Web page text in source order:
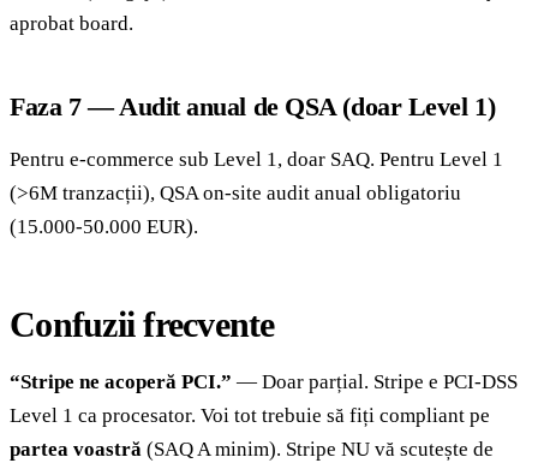
aprobat board.
Faza 7 — Audit anual de QSA (doar Level 1)
Pentru e-commerce sub Level 1, doar SAQ. Pentru Level 1
(>6M tranzacții), QSA on-site audit anual obligatoriu
(15.000-50.000 EUR).
Confuzii frecvente
“Stripe ne acoperă PCI.” — Doar parțial. Stripe e PCI-DSS
Level 1 ca procesator. Voi tot trebuie să fiți compliant pe
partea voastră (SAQ A minim). Stripe NU vă scutește de